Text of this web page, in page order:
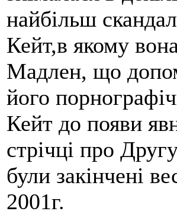
найбільш
Кейт,в якому
Мадлен, що
його
Кейт до появи
стрічці про
були закінчені
2001г.